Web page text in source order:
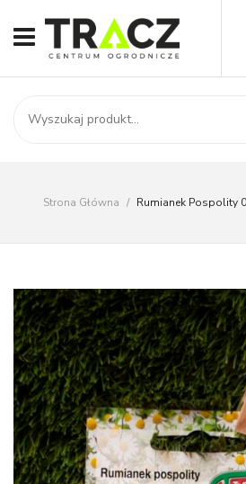
START
SKLEP
Brak produktów w
Strona Główna / Rumianek Pospolity